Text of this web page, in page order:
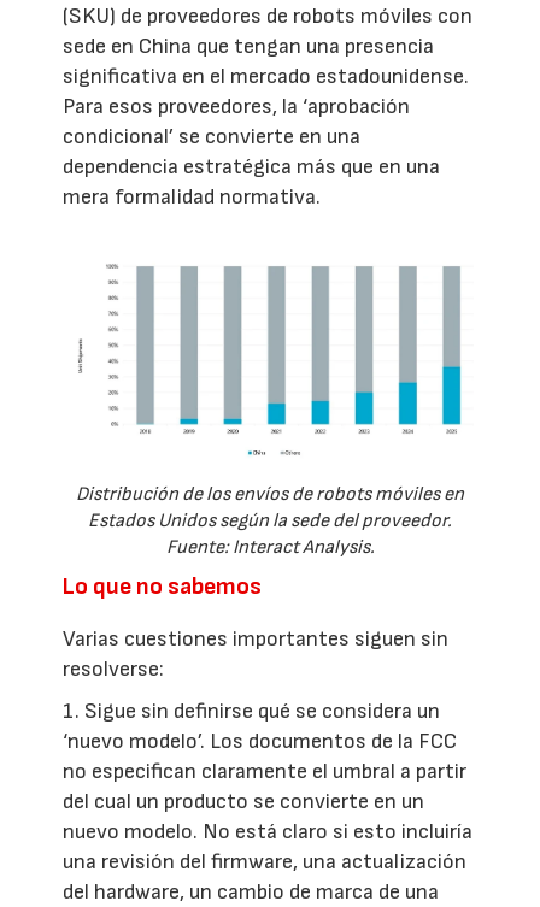
(SKU) de proveedores de robots móviles con
sede en China que tengan una presencia
significativa en el mercado estadounidense.
Para esos proveedores, la ‘aprobación
condicional’ se convierte en una
dependencia estratégica más que en una
mera formalidad normativa.
Distribución de los envíos de robots móviles en
Estados Unidos según la sede del proveedor.
Fuente: Interact Analysis.
Lo que no sabemos
Varias cuestiones importantes siguen sin
resolverse:
1. Sigue sin definirse qué se considera un
‘nuevo modelo’. Los documentos de la FCC
no especifican claramente el umbral a partir
del cual un producto se convierte en un
nuevo modelo. No está claro si esto incluiría
una revisión del firmware, una actualización
del hardware, un cambio de marca de una